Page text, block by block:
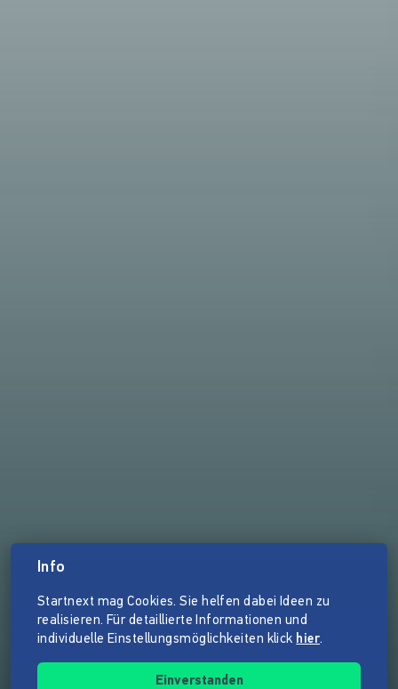
Info
Startnext mag Cookies. Sie helfen dabei Ideen zu
realisieren. Für detaillierte Informationen und
individuelle Einstellungsmöglichkeiten klick hier.
Einverstanden